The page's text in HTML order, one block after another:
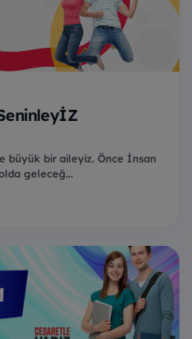
büyük bir aileyiz. Önce İnsan
geleceğ...